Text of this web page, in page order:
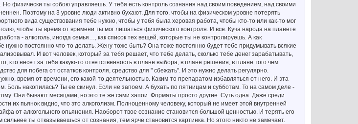
физически ты собою управляешь. У тебя есть контроль сознания над своим поведением, над своими
Поэтому на 3 уровне люди активно бухают. Для того, чтобы на физическом уровне потерять
вида существования тебе нужно, чтобы у тебя была херовая работа, чтобы кто-то или как-то мог
чтобы ты время от времени ты мог лишаться физического контроля. И все. Куча народа на планете
- алкоголь, иногда семья…, как список тех вещей, которые ты не контролируешь. А как
нужно постоянно что-то делать. Жену тоже быть? Она тоже постоянно будет тебе придумывать всякие
И вот человек, который за тебя решает, что тебе делать, сколько тебе денег зарабатывать,
кто несет за тебя какую-то ответственность в плане выбора, в плане решения, в плане того чем
для побега от остатков контроля, средство для " сбежать". И это нужно делать регулярно.
время от времени, его какой-то деятельностью. Каким-то препаратом избавляться от него. И эта
Боль накопилась? Ты ее скинул. Если не запоем. А бухать по пятницам и субботам. То на самом деле -
Они бывают месяцами, но это те же сами запои. Форматы просто другие. Суть одна. Даже среди
их пьянок видно, что это алкоголизм. Полноценному человеку, который не имеет этой внутренней
от алкогольного опьянения. Наоборот твое сознание становится большой ценностью. И терять его
ты отказываешься от сознания, тем ярче становится картинка. Но этого никто не замечает.